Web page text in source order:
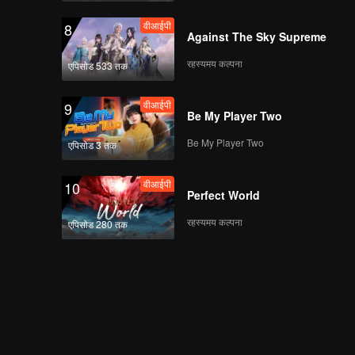
8
एपिसोड 533 तक
वीआईपी
Against The Sky Supreme
रहस्यमय कल्पना
9
एपिसोड 3 तक
वीआईपी
Be My Player Two
Be My Player Two
10
एपिसोड 280 तक
वीआईपी
Perfect World
रहस्यमय कल्पना